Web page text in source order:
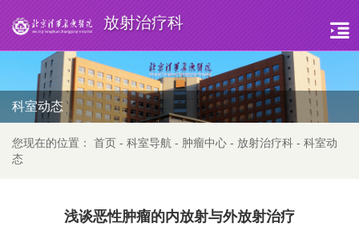
放射治疗科
科室动态
您现在的位置： 首页 - 科室导航 - 肿瘤中心 - 放射治疗科 - 科室动
态
浅谈恶性肿瘤的内放射与外放射治疗